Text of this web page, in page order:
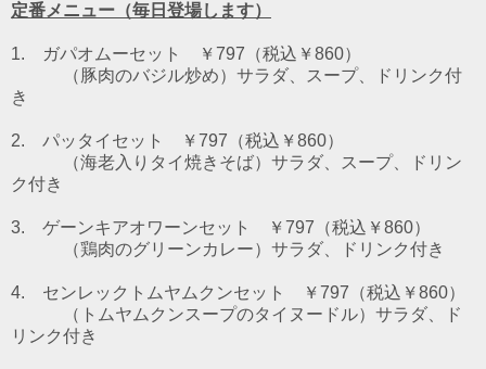
定番メニュー（毎日登場します）
1. ガパオムーセット ￥797（税込￥860）
（豚肉のバジル炒め） サラダ、スープ、ドリンク付
き
2. パッタイセット ￥797（税込￥860）
（海老入りタイ焼きそば） サラダ、スープ、ドリン
ク付き
3. ゲーンキアオワーンセット ￥797（税込￥860）
（鶏肉のグリーンカレー） サラダ、ドリンク付き
4. センレックトムヤムクンセット ￥797（税込￥860）
（トムヤムクンスープのタイヌードル） サラダ、ド
リンク付き